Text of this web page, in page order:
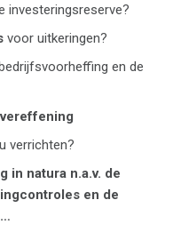
investeringsreserve?
voor uitkeringen?
en de
verrichten?
in natura n.a.v. de
en de